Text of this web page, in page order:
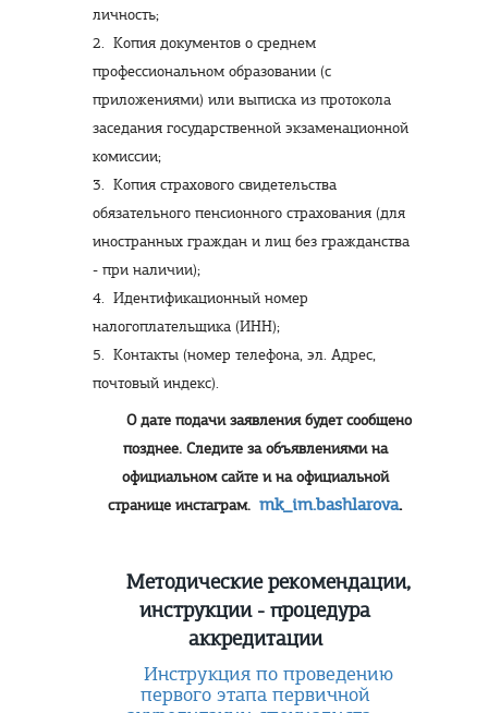
личность;
2. Копия документов о среднем
профессиональном образовании (с
приложениями) или выписка из протокола
заседания государственной экзаменационной
комиссии;
3. Копия страхового свидетельства
обязательного пенсионного страхования (для
иностранных граждан и лиц без гражданства
- при наличии);
4. Идентификационный номер
налогоплательщика (ИНН);
5. Контакты (номер телефона, эл. Адрес,
почтовый индекс).
О дате подачи заявления будет сообщено
позднее. Следите за объявлениями на
официальном сайте и на официальной
странице инстаграм. mk_im.bashlarova.
Методические рекомендации,
инструкции - процедура
аккредитации
Инструкция по проведению
первого этапа первичной